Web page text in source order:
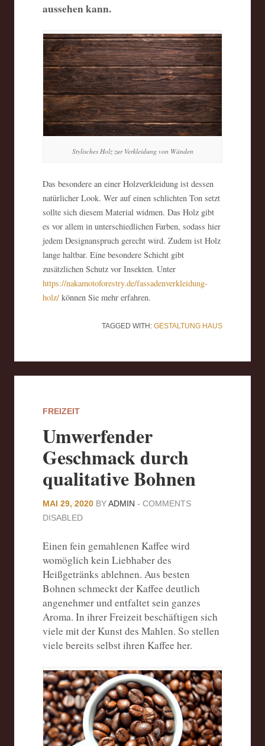
aussehen kann.
Stylisches Holz zur Verkleidung von Wänden
Das besondere an einer Holzverkleidung ist dessen
natürlicher Look. Wer auf einen schlichten Ton setzt
sollte sich diesem Material widmen. Das Holz gibt
es vor allem in unterschiedlichen Farben, sodass hier
jedem Designanspruch gerecht wird. Zudem ist Holz
lange haltbar. Eine besondere Schicht gibt
zusätzlichen Schutz vor Insekten. Unter
https://nakamotoforestry.de/fassadenverkleidung-
holz/ können Sie mehr erfahren.
TAGGED WITH: GESTALTUNG HAUS
FREIZEIT
Umwerfender
Geschmack durch
qualitative Bohnen
MAI 29, 2020 BYADMIN - COMMENTS
DISABLED
Einen fein gemahlenen Kaffee wird
womöglich kein Liebhaber des
Heißgetränks ablehnen. Aus besten
Bohnen schmeckt der Kaffee deutlich
angenehmer und entfaltet sein ganzes
Aroma. In ihrer Freizeit beschäftigen sich
viele mit der Kunst des Mahlen. So stellen
viele bereits selbst ihren Kaffee her.